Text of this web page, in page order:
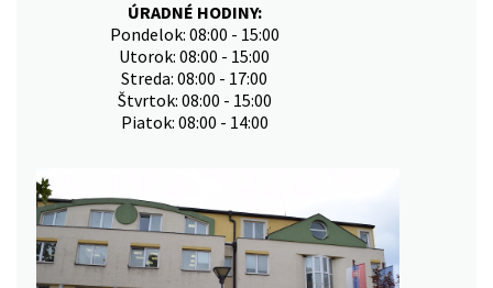
ÚRADNÉ HODINY:
Pondelok: 08:00 - 15:00
Utorok: 08:00 - 15:00
Streda: 08:00 - 17:00
Štvrtok: 08:00 - 15:00
Piatok: 08:00 - 14:00